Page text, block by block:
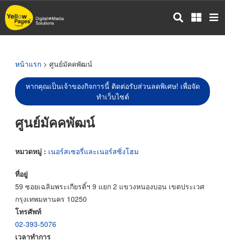
ข้าม
ไป
หน้าแรก > ศูนย์มัคคพัฒน์
หากคุณเป็นเจ้าของกิจการนี้ ติดต่อรับส่วนลดพิเศษ! เพื่อจัด
ทำเว็บไซต์
ศูนย์มัคคพัฒน์
หมวดหมู่ : เนอร์สเซอรี่และเนอร์สซิ่งโฮม
ที่อยู่
59 ซอยเฉลิมพระเกียรติ์ฯ 9 แยก 2 แขวงหนองบอน เขตประเวศ
กรุงเทพมหานคร 10250
โทรศัพท์
02-393-5076
เวลาทำการ